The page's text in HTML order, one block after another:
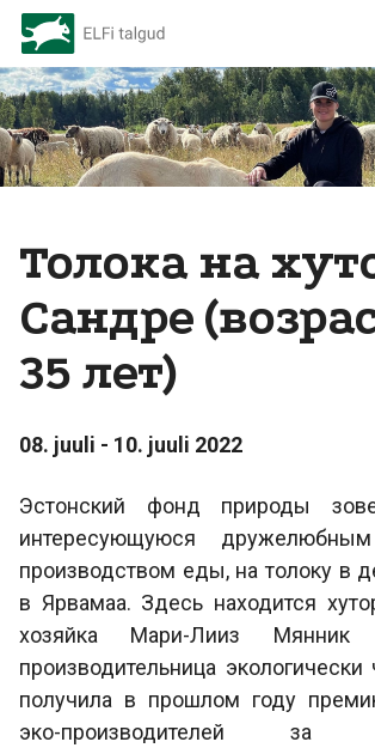
Толока на
Сандре
35 лет)
08. juuli - 10. juuli 2022
Эстонский фонд природы
интересующуюся
производством еды, на толоку в
в Ярвамаа. Здесь находится
хозяйка Мари-Лииз
производительница
получила в прошлом году
эко-производителей за